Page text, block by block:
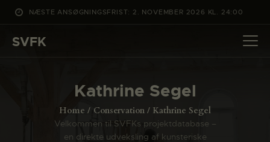
NÆSTE ANSØGNINGSFRIST: 2. NOVEMBER 2026 KL. 24:00
SVFK
Kathrine Segel
Home Conservation Kathrine Segel
Velkommen til SVFKs projektdatabase –
en direkte udveksling af kunsteriske
DET SKER
CHANNEL